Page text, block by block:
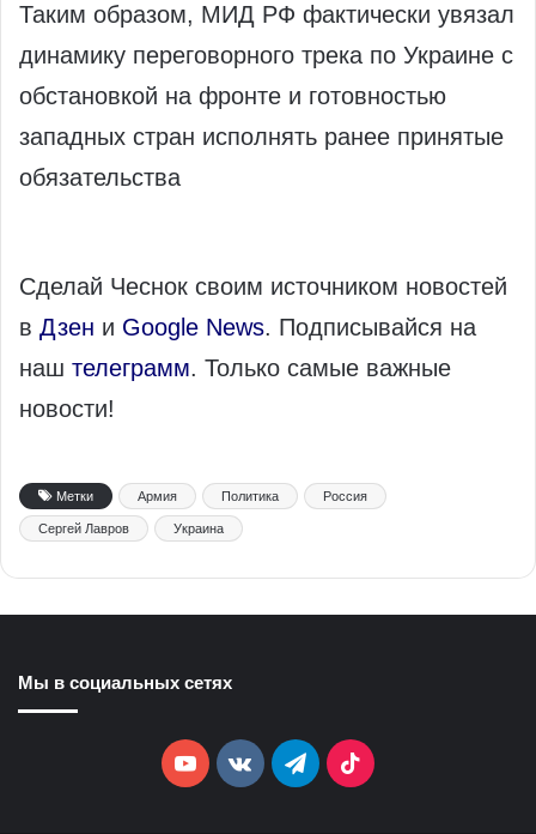
Таким образом, МИД РФ фактически увязал
динамику переговорного трека по Украине с
обстановкой на фронте и готовностью
западных стран исполнять ранее принятые
обязательства
Сделай Чеснок своим источником новостей
в Дзен и Google News. Подписывайся на
наш телеграмм. Только самые важные
новости!
Метки Армия Политика Россия
Сергей Лавров Украина
Мы в социальных сетях
YouTubevk.comTelegramTikTok